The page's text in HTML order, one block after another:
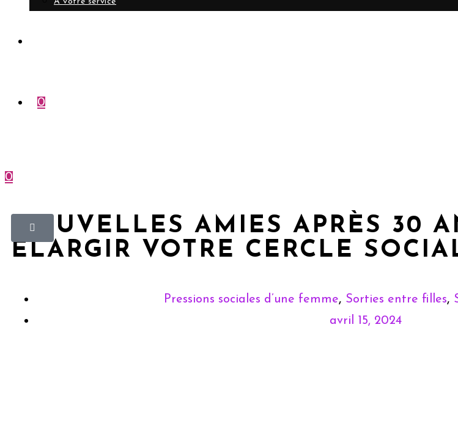
0
0
NOUVELLES AMIES APRÈS 30
ÉLARGIR VOTRE CERCLE
Pressions sociales d’une femme, Sorties entre filles,
avril 15, 2024